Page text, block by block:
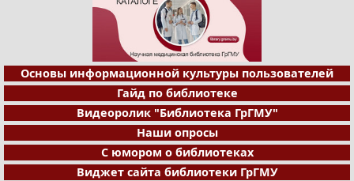
Основы информационной культуры пользователей
Гайд по библиотеке
Видеоролик "Библиотека ГрГМУ"
Наши опросы
С юмором о библиотеках
Виджет сайта библиотеки ГрГМУ